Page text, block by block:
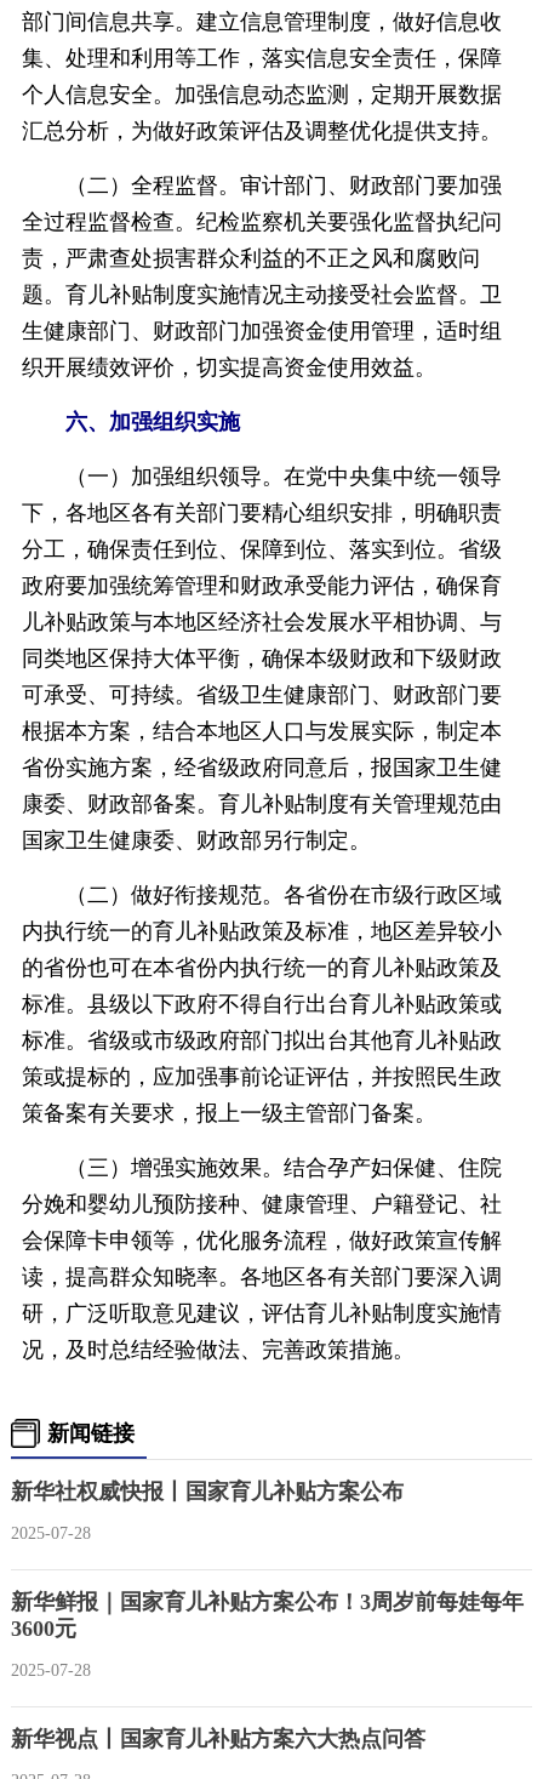
部门间信息共享。建立信息管理制度，做好信息收
集、处理和利用等工作，落实信息安全责任，保障
个人信息安全。加强信息动态监测，定期开展数据
汇总分析，为做好政策评估及调整优化提供支持。
（二）全程监督。审计部门、财政部门要加强
全过程监督检查。纪检监察机关要强化监督执纪问
责，严肃查处损害群众利益的不正之风和腐败问
题。育儿补贴制度实施情况主动接受社会监督。卫
生健康部门、财政部门加强资金使用管理，适时组
织开展绩效评价，切实提高资金使用效益。
六、加强组织实施
（一）加强组织领导。在党中央集中统一领导
下，各地区各有关部门要精心组织安排，明确职责
分工，确保责任到位、保障到位、落实到位。省级
政府要加强统筹管理和财政承受能力评估，确保育
儿补贴政策与本地区经济社会发展水平相协调、与
同类地区保持大体平衡，确保本级财政和下级财政
可承受、可持续。省级卫生健康部门、财政部门要
根据本方案，结合本地区人口与发展实际，制定本
省份实施方案，经省级政府同意后，报国家卫生健
康委、财政部备案。育儿补贴制度有关管理规范由
国家卫生健康委、财政部另行制定。
（二）做好衔接规范。各省份在市级行政区域
内执行统一的育儿补贴政策及标准，地区差异较小
的省份也可在本省份内执行统一的育儿补贴政策及
标准。县级以下政府不得自行出台育儿补贴政策或
标准。省级或市级政府部门拟出台其他育儿补贴政
策或提标的，应加强事前论证评估，并按照民生政
策备案有关要求，报上一级主管部门备案。
（三）增强实施效果。结合孕产妇保健、住院
分娩和婴幼儿预防接种、健康管理、户籍登记、社
会保障卡申领等，优化服务流程，做好政策宣传解
读，提高群众知晓率。各地区各有关部门要深入调
研，广泛听取意见建议，评估育儿补贴制度实施情
况，及时总结经验做法、完善政策措施。
新闻链接
新华社权威快报丨国家育儿补贴方案公布
2025-07-28
新华鲜报｜国家育儿补贴方案公布！3周岁前每娃每年
3600元
2025-07-28
新华视点丨国家育儿补贴方案六大热点问答